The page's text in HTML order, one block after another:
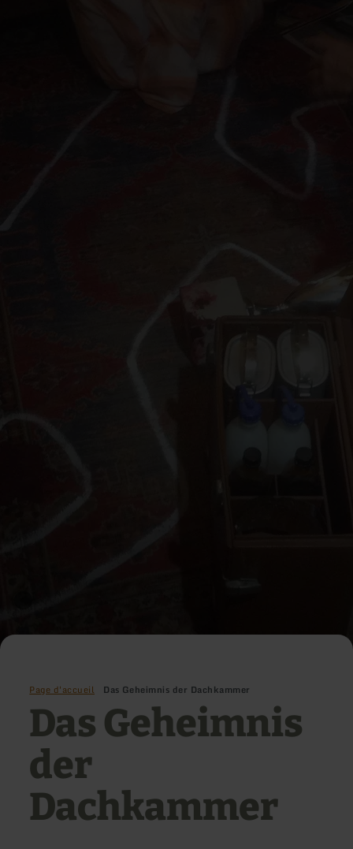
Page d'accueil Das Geheimnis der Dachkammer
Das Geheimnis
der
Dachkammer